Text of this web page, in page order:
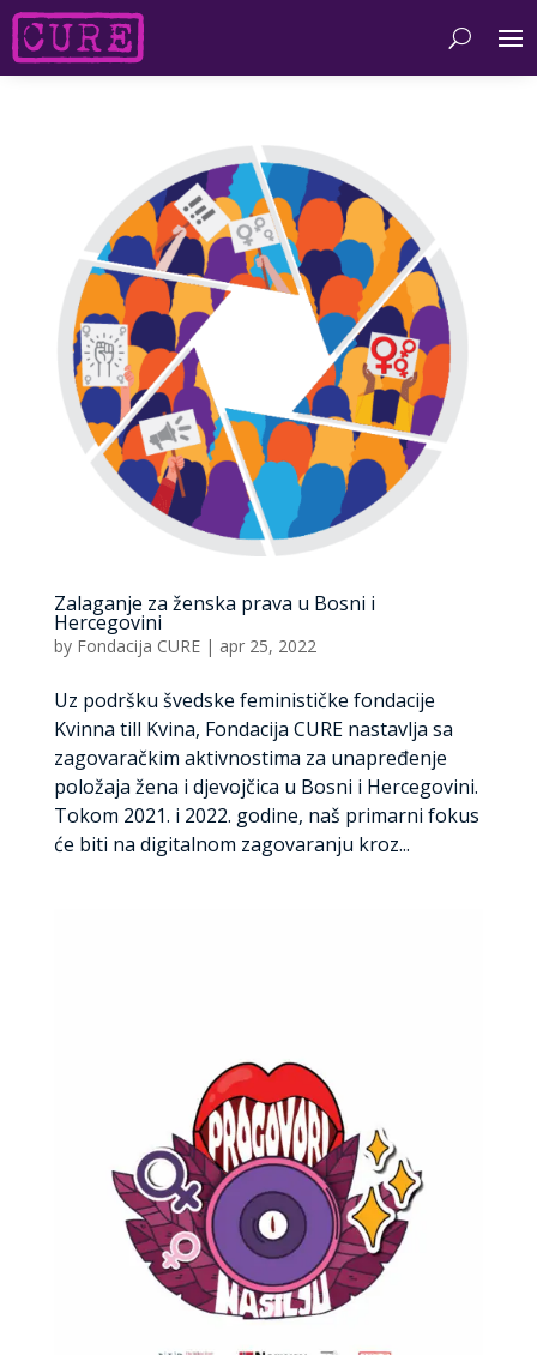
Zalaganje za ženska prava u Bosni i
Hercegovini
by Fondacija CURE| apr 25, 2022
Uz podršku švedske feminističke fondacije
Kvinna till Kvina, Fondacija CURE nastavlja sa
zagovaračkim aktivnostima za unapređenje
položaja žena i djevojčica u Bosni i Hercegovini.
Tokom 2021. i 2022. godine, naš primarni fokus
će biti na digitalnom zagovaranju kroz...